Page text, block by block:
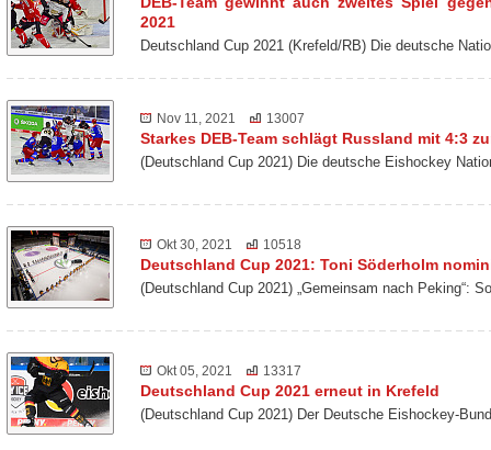
2021
Deutschland Cup 2021 (Krefeld/RB) Die deutsche
Nov 11, 2021 13007
Starkes DEB-Team schlägt Russland mit 4:3
(Deutschland Cup 2021) Die deutsche Eishockey
Okt 30, 2021 10518
Deutschland Cup 2021: Toni Söderholm
(Deutschland Cup 2021) „Gemeinsam nach Peking“:
Okt 05, 2021 13317
Deutschland Cup 2021 erneut in Krefeld
(Deutschland Cup 2021) Der Deutsche Eishockey-